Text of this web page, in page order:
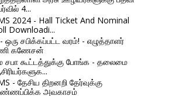
4...
2024 - Hall Ticket And Nominal
Downloadi...
ஒரு சபிக்கப்பட்ட வரம்! - எழுத்தாளர்
கணேசன்
சபா கூட்டத்துக்கு போங்க - தலைமை
- தேசிய திறனறி தேர்வுக்கு
அவகாசம்